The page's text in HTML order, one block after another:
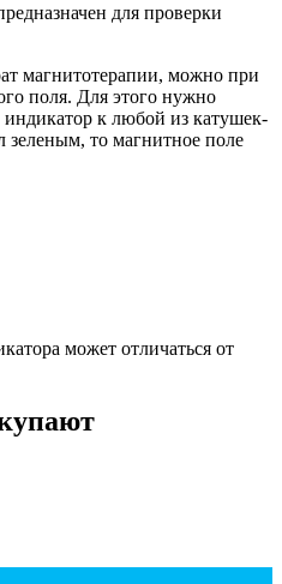
для проверки
магнитотерапии, можно при
поля. Для этого нужно
к любой из катушек-
зеленым, то магнитное поле
может отличаться от